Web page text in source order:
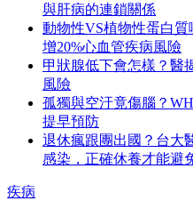
與肝病的連鎖關係
動物性VS植物性蛋白
增20%心血管疾病風險
甲狀腺低下會怎樣？醫
風險
孤獨與空汙竟傷腦？
提早預防
退休瘋跟團出國？台大
感染，正確休養才能避
疾病